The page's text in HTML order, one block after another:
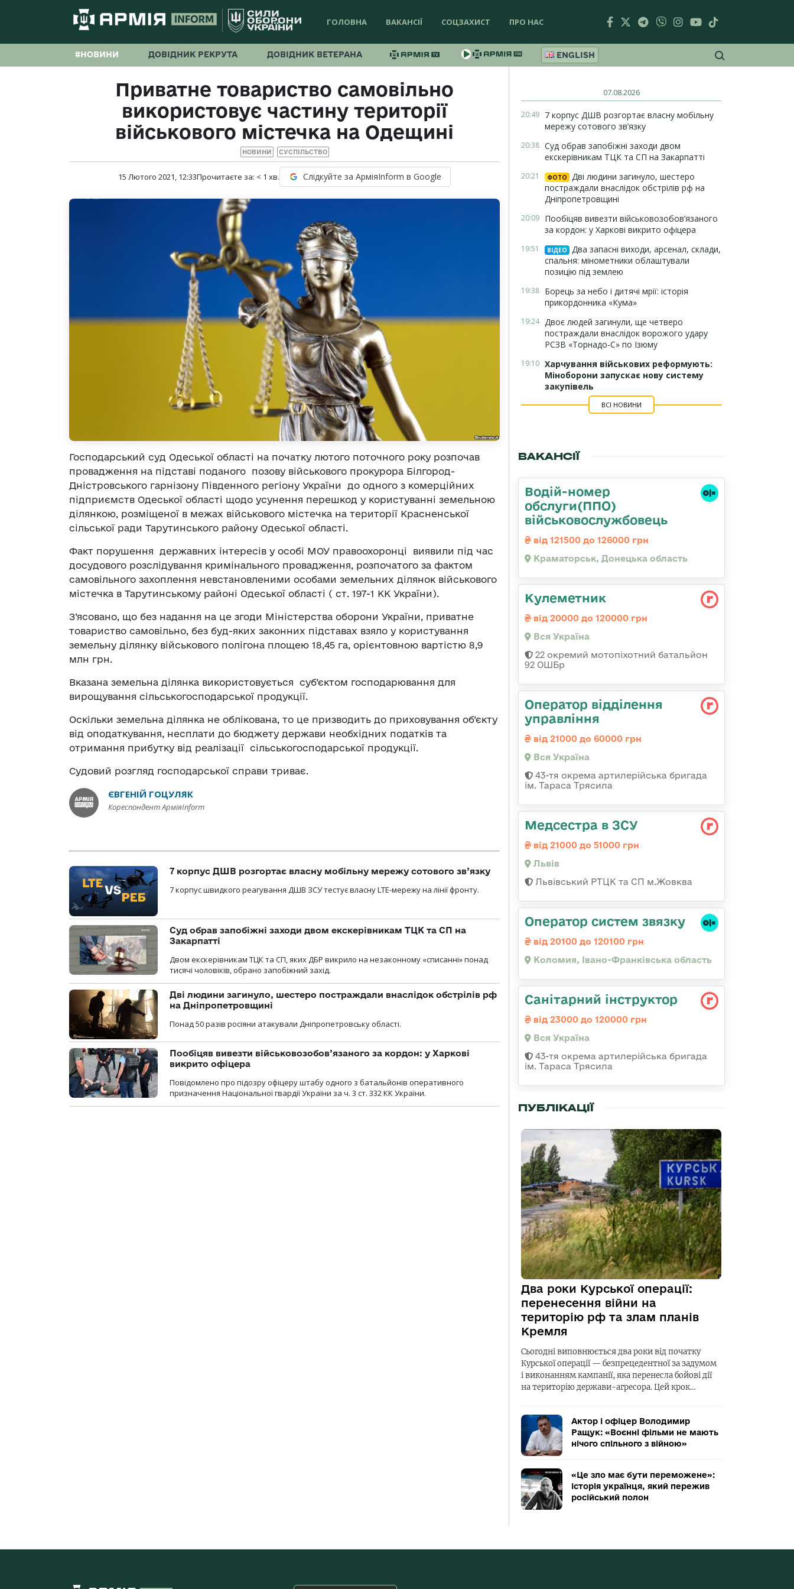
ГОЛОВНА ВАКАНСІЇ СОЦЗАХИСТ ПРО НАС
#НОВИНИ ДОВІДНИК РЕКРУТА ДОВІДНИК ВЕТЕРАНА ENGLISH
Приватне товариство самовільно
використовує частину території
військового містечка на Одещині
НОВИНИ СУСПІЛЬСТВО
15 Лютого 2021, 12:33Прочитаєте за: < 1 хв. Слідкуйте за АрміяInform в Google
Господарський суд Одеської області на початку лютого поточного року розпочав
провадження на підставі поданого позову військового прокурора Білгород-
Дністровського гарнізону Південного регіону України до одного з комерційних
підприємств Одеської області щодо усунення перешкод у користуванні земельною
ділянкою, розміщеної в межах військового містечка на території Красненської
сільської ради Тарутинського району Одеської області.
Факт порушення державних інтересів у особі МОУ правоохоронці виявили під час
досудового розслідування кримінального провадження, розпочатого за фактом
самовільного захоплення невстановленими особами земельних ділянок військового
містечка в Тарутинському районі Одеської області ( ст. 197-1 КК України).
З’ясовано, що без надання на це згоди Міністерства оборони України, приватне
товариство самовільно, без буд-яких законних підставах взяло у користування
земельну ділянку військового полігона площею 18,45 га, орієнтовною вартістю 8,9
млн грн.
Вказана земельна ділянка використовується суб’єктом господарювання для
вирощування сільськогосподарської продукції.
Оскільки земельна ділянка не облікована, то це призводить до приховування об’єкту
від оподаткування, несплати до бюджету держави необхідних податків та
отримання прибутку від реалізації сільськогосподарської продукції.
Судовий розгляд господарської справи триває.
ЄВГЕНІЙ ГОЦУЛЯК
Кореспондент АрміяInform
7 корпус ДШВ розгортає власну мобільну мережу сотового зв’язку
7 корпус швидкого реагування ДШВ ЗСУ тестує власну LTE-мережу на лінії фронту.
Суд обрав запобіжні заходи двом екскерівникам ТЦК та СП на
Закарпатті
Двом екскерівникам ТЦК та СП, яких ДБР викрило на незаконному «списанні» понад
тисячі чоловіків, обрано запобіжний захід.
Дві людини загинуло, шестеро постраждали внаслідок обстрілів рф
на Дніпропетровщині
Понад 50 разів росіяни атакували Дніпропетровську області.
Пообіцяв вивезти військовозобов’язаного за кордон: у Харкові
викрито офіцера
Повідомлено про підозру офіцеру штабу одного з батальйонів оперативного
призначення Національної гвардії України за ч. 3 ст. 332 КК України.
07.08.2026
20:49 7 корпус ДШВ розгортає власну мобільну
мережу сотового зв’язку
20:38 Суд обрав запобіжні заходи двом
екскерівникам ТЦК та СП на Закарпатті
20:21 ФОТО
Дві людини загинуло, шестеро
постраждали внаслідок обстрілів рф на
Дніпропетровщині
20:09 Пообіцяв вивезти військовозобов’язаного
за кордон: у Харкові викрито офіцера
19:51 ВІДЕО
Два запасні виходи, арсенал, склади,
спальня: мінометники облаштували
позицію під землею
19:38 Борець за небо і дитячі мрії: історія
прикордонника «Кума»
19:24 Двоє людей загинули, ще четверо
постраждали внаслідок ворожого удару
РСЗВ «Торнадо-С» по Ізюму
19:10 Харчування військових реформують:
Міноборони запускає нову систему
закупівель
ВСІ НОВИНИ
ВАКАНСІЇ
Водій-номер
обслуги(ППО)
військовослужбовець
від 121500 до 126000 грн
Краматорськ, Донецька область
Кулеметник
від 20000 до 120000 грн
Вся Україна
22 окремий мотопіхотний батальйон
92 ОШБр
Оператор відділення
управління
від 21000 до 60000 грн
Вся Україна
43-тя окрема артилерійська бригада
ім. Тараса Трясила
Медсестра в ЗСУ
від 21000 до 51000 грн
Львів
Львівський РТЦК та СП м.Жовква
Оператор систем звязку
від 20100 до 120100 грн
Коломия, Івано-Франківська область
Санітарний інструктор
від 23000 до 120000 грн
Вся Україна
43-тя окрема артилерійська бригада
ім. Тараса Трясила
ПУБЛІКАЦІЇ
Два роки Курської операції:
перенесення війни на
територію рф та злам планів
Кремля
Сьогодні виповнюється два роки від початку
Курської операції — безпрецедентної за задумом
і виконанням кампанії, яка перенесла бойові дії
на територію держави-агресора. Цей крок…
Актор і офіцер Володимир
Ращук: «Воєнні фільми не мають
нічого спільного з війною»
«Це зло має бути переможене»:
історія українця, який пережив
російський полон